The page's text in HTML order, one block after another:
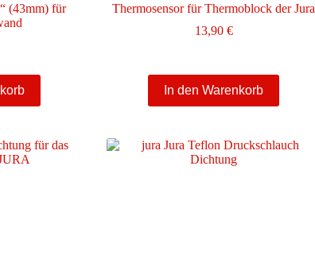
(43mm) für
Thermosensor für Thermoblock der Jura
13,90 €
In den Warenkorb